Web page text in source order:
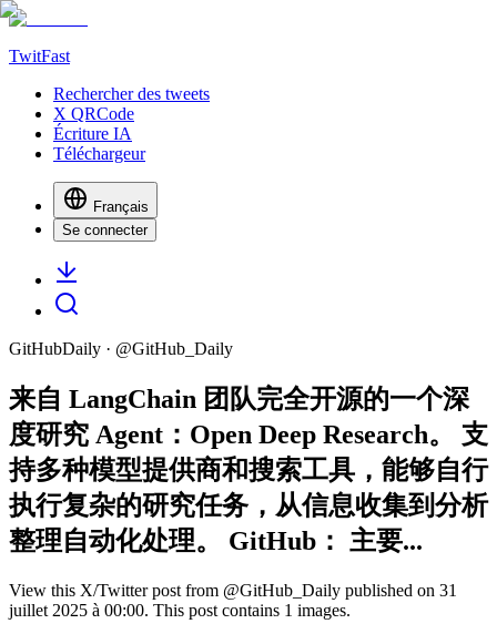
TwitFast
Rechercher des tweets
X QRCode
Écriture IA
Téléchargeur
Français
Se connecter
GitHubDaily · @GitHub_Daily
来自 LangChain 团队完全开源的一个深
度研究 Agent：Open Deep Research。 支
持多种模型提供商和搜索工具，能够自行
执行复杂的研究任务，从信息收集到分析
整理自动化处理。 GitHub： 主要...
View this X/Twitter post from @GitHub_Daily published on 31
juillet 2025 à 00:00. This post contains 1 images.